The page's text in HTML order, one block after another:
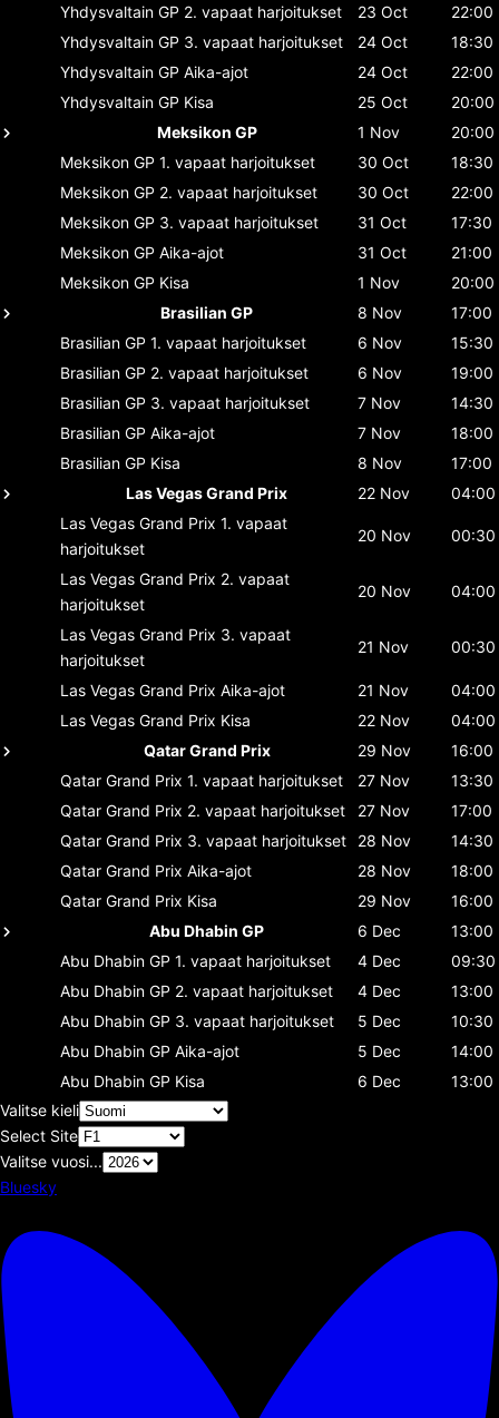
Yhdysvaltain GP 2. vapaat harjoitukset 23 Oct
22:00
Yhdysvaltain GP 3. vapaat harjoitukset 24 Oct
18:30
Yhdysvaltain GP Aika-ajot 24 Oct
22:00
Yhdysvaltain GP Kisa 25 Oct
20:00
Meksikon GP
1 Nov
20:00
Meksikon GP 1. vapaat harjoitukset 30 Oct
18:30
Meksikon GP 2. vapaat harjoitukset 30 Oct
22:00
Meksikon GP 3. vapaat harjoitukset 31 Oct
17:30
Meksikon GP Aika-ajot 31 Oct
21:00
Meksikon GP Kisa 1 Nov
20:00
Brasilian GP
8 Nov
17:00
Brasilian GP 1. vapaat harjoitukset 6 Nov
15:30
Brasilian GP 2. vapaat harjoitukset 6 Nov
19:00
Brasilian GP 3. vapaat harjoitukset 7 Nov
14:30
Brasilian GP Aika-ajot 7 Nov
18:00
Brasilian GP Kisa 8 Nov
17:00
Las Vegas Grand Prix
22 Nov
04:00
Las Vegas Grand Prix 1. vapaat
harjoitukset
20 Nov 00:30
Las Vegas Grand Prix 2. vapaat
harjoitukset
20 Nov 04:00
Las Vegas Grand Prix 3. vapaat
harjoitukset
21 Nov 00:30
Las Vegas Grand Prix Aika-ajot 21 Nov
04:00
Las Vegas Grand Prix Kisa 22 Nov
04:00
Qatar Grand Prix
29 Nov
16:00
Qatar Grand Prix 1. vapaat harjoitukset 27 Nov
13:30
Qatar Grand Prix 2. vapaat harjoitukset 27 Nov
17:00
Qatar Grand Prix 3. vapaat harjoitukset 28 Nov
14:30
Qatar Grand Prix Aika-ajot 28 Nov
18:00
Qatar Grand Prix Kisa 29 Nov
16:00
Abu Dhabin GP
6 Dec
13:00
Abu Dhabin GP 1. vapaat harjoitukset 4 Dec
09:30
Abu Dhabin GP 2. vapaat harjoitukset 4 Dec
13:00
Abu Dhabin GP 3. vapaat harjoitukset 5 Dec
10:30
Abu Dhabin GP Aika-ajot 5 Dec
14:00
Abu Dhabin GP Kisa 6 Dec
13:00
Valitse kieli
Select Site
Valitse vuosi...
Bluesky